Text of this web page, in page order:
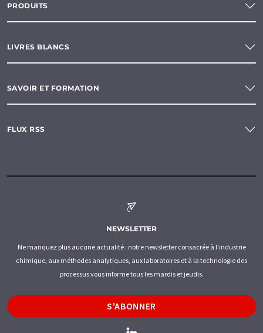
PRODUITS
LIVRES BLANCS
SAVOIR ET FORMATION
FLUX RSS
NEWSLETTER
Ne manquez plus aucune actualité : notre newsletter consacrée à l'industrie
chimique, aux méthodes analytiques, aux laboratoires et à la technologie des
processus vous informe tous les mardis et jeudis.
S'ABONNER